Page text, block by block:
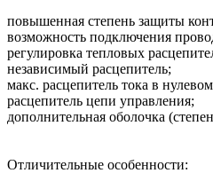
повышенная степень защиты
возможность подключения
регулировка тепловых
независимый расцепитель;
макс. расцепитель тока в
расцепитель цепи управления;
дополнительная оболочка
Отличительные особенности: